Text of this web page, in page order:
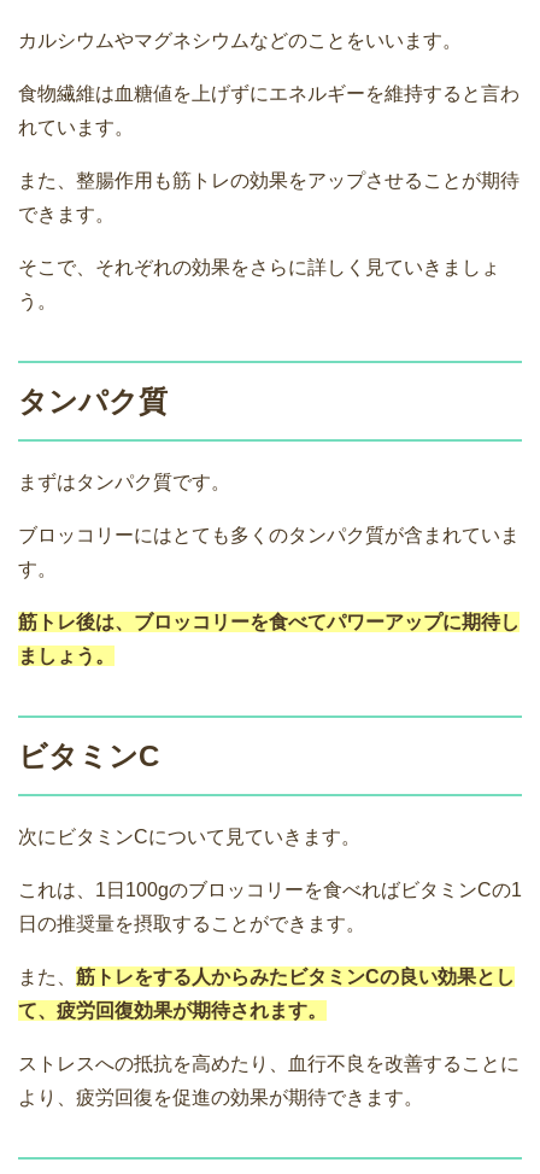
カルシウムやマグネシウムなどのことをいいます。
食物繊維は血糖値を上げずにエネルギーを維持すると言わ
れています。
また、整腸作用も筋トレの効果をアップさせることが期待
できます。
そこで、それぞれの効果をさらに詳しく見ていきましょ
う。
タンパク質
まずはタンパク質です。
ブロッコリーにはとても多くのタンパク質が含まれていま
す。
筋トレ後は、ブロッコリーを食べてパワーアップに期待し
ましょう。
ビタミンC
次にビタミンCについて見ていきます。
これは、1日100gのブロッコリーを食べればビタミンCの1
日の推奨量を摂取することができます。
また、 筋トレをする人からみたビタミンCの良い効果とし
て、疲労回復効果が期待されます。
ストレスへの抵抗を高めたり、血行不良を改善することに
より、疲労回復を促進の効果が期待できます。